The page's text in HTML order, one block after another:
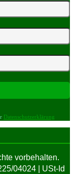
Datenschutzerklärung
vorbehalten.
04024 | USt-Id